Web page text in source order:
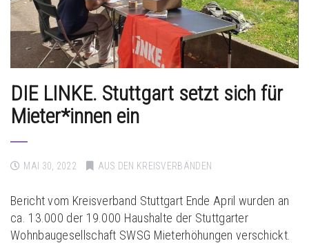
DIE LINKE. Stuttgart setzt sich für
Mieter*innen ein
MAI 30, 2022 AUS DEN KREISVERBÄNDEN
Bericht vom Kreisverband Stuttgart Ende April wurden an
ca. 13.000 der 19.000 Haushalte der Stuttgarter
Wohnbaugesellschaft SWSG Mieterhöhungen verschickt.